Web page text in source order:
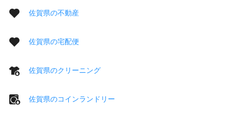
佐賀県の不動産
佐賀県の宅配便
佐賀県のクリーニング
佐賀県のコインランドリー